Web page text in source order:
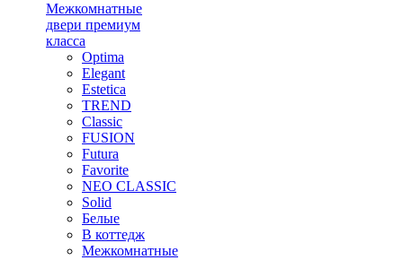
Межкомнатные
двери премиум
класса
Optima
Elegant
Estetica
TREND
Classic
FUSION
Futura
Favorite
NEO CLASSIC
Solid
Белые
В коттедж
Межкомнатные